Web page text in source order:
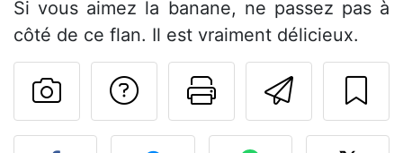
Si vous aimez la banane, ne passez pas à
côté de ce flan. Il est vraiment délicieux.
Imprimer
Poser une
Publier votre photo de